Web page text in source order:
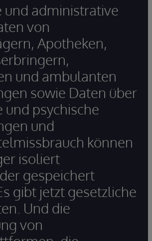
und administrative
von
Apotheken,
und ambulanten
sowie Daten über
und psychische
und
können
isoliert
gespeichert
gibt jetzt gesetzliche
Und die
von